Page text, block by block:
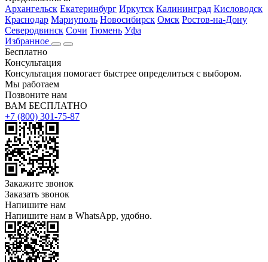
Архангельск Екатеринбург Иркутск Калининград Кисловодск
Краснодар Мариуполь Новосибирск Омск Ростов-на-Дону
Северодвинск Сочи Тюмень Уфа
Избранное
Бесплатно
Консультация
Консультация помогает быстрее определиться с выбором.
Мы работаем
Позвоните нам
ВАМ БЕСПЛАТНО
+7 (800) 301-75-87
Закажите звонок
Заказать звонок
Напишите нам
Напишите нам в WhatsApp, удобно.